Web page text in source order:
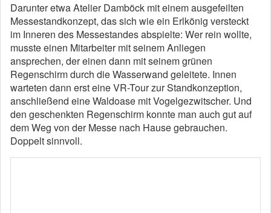
Darunter etwa Atelier Damböck mit einem ausgefeilten
Messestandkonzept, das sich wie ein Erlkönig versteckt
im Inneren des Messestandes abspielte: Wer rein wollte,
musste einen Mitarbeiter mit seinem Anliegen
ansprechen, der einen dann mit seinem grünen
Regenschirm durch die Wasserwand geleitete. Innen
warteten dann erst eine VR-Tour zur Standkonzeption,
anschließend eine Waldoase mit Vogelgezwitscher. Und
den geschenkten Regenschirm konnte man auch gut auf
dem Weg von der Messe nach Hause gebrauchen.
Doppelt sinnvoll.